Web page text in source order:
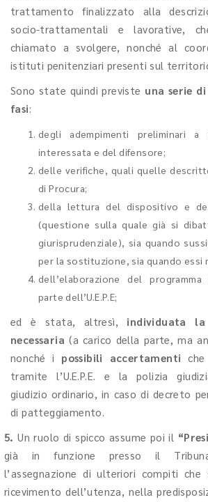
trattamento finalizzato alla
socio-trattamentali e lavorative,
chiamato a svolgere, nonché al
istituti penitenziari presenti sul
Sono state quindi previste una serie
fasi:
degli adempimenti preliminari
interessata e del difensore;
delle verifiche, quali quelle
di Procura;
della lettura del dispositivo e
(questione sulla quale già si
giurisprudenziale), sia quando
per la sostituzione, sia quando essi
dell’elaborazione del
parte dell’U.E.P.E;
ed è stata, altresì, individuata la
necessaria (a carico della parte, ma
nonché i possibili accertamenti
tramite l’U.E.P.E. e la polizia
giudizio ordinario, in caso di decreto
di patteggiamento.
5. Un ruolo di spicco assume poi il
già in funzione presso il
l’assegnazione di ulteriori compiti che
ricevimento dell’utenza, nella